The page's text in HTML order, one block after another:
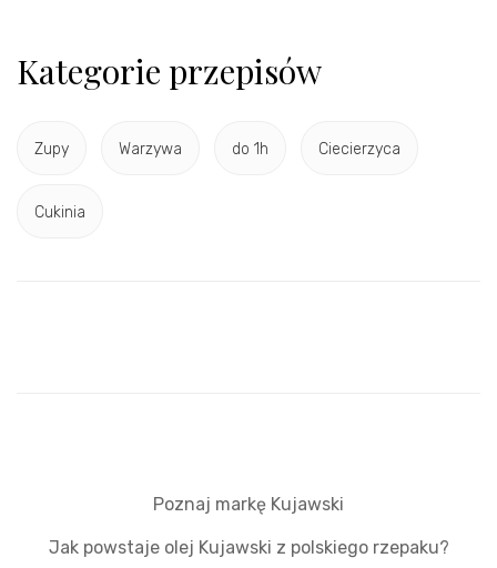
Kategorie przepisów
Zupy Warzywa do 1h Ciecierzyca
Cukinia
Poznaj markę Kujawski
Jak powstaje olej Kujawski z polskiego rzepaku?